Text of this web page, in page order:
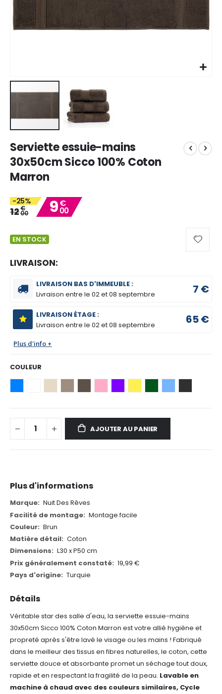
to
the
beginning
of
images
gallery
Serviette essuie-mains
30x50cm Sicco 100% Coton
Marron
-25%
12€
00 9€
00
EN STOCK
LIVRAISON:
LIVRAISON BAS D'IMMEUBLE :
Livraison entre le02 et 08 septembre 7 €
LIVRAISON ÉTAGE :
Livraison entre le02 et 08 septembre 65 €
Plus d'info +
COULEUR
AJOUTER AU PANIER
Détails
Véritable star des salle d'eau, la serviette essuie-mains
30x50cm Sicco 100% Coton Marron est votre allié hygiène et
propreté après s'être lavé le visage ou les mains ! Fabriqué
dans le meilleur des tissus en fibres naturelles, le coton, cette
serviette douce et absorbante promet un séchage tout doux,
rapide et en respectant la fragilité de la peau. Lavable en
machine à chaud avec des couleurs similaires, Cycle
Plus d'informations
Plus
d'informations
Nuit Des Rêves
Montage facile
Brun
Coton
L30 x P50 cm
19,99 €
Turquie